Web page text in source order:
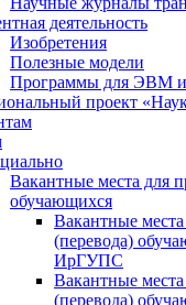
деятельность
Изобретения
Полезные модели
Программы для ЭВМ
проект
Вакантные места для
обучающихся
Вакантные
(перевода)
ИрГУПС
Вакантные
(перевода)